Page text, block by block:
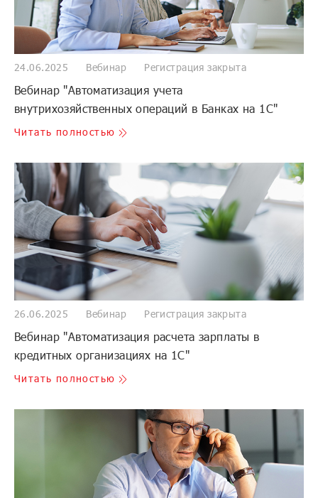
24.06.2025 Вебинар Регистрация закрыта
Вебинар "Автоматизация учета
внутрихозяйственных операций в Банках на 1С"
Читать полностью
26.06.2025 Вебинар Регистрация закрыта
Вебинар "Автоматизация расчета зарплаты в
кредитных организациях на 1С"
Читать полностью